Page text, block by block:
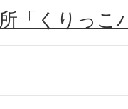
「くりっこ